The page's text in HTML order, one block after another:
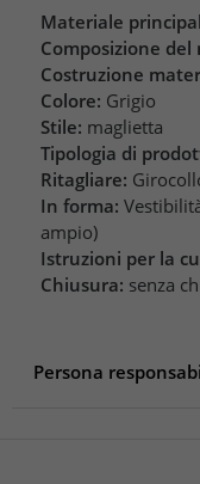
Materiale
Composizione del
Costruzione
Colore: Grigio
Stile: maglietta
Tipologia di
Ritagliare:
In forma:
ampio)
Istruzioni per la
Chiusura: senza
Persona